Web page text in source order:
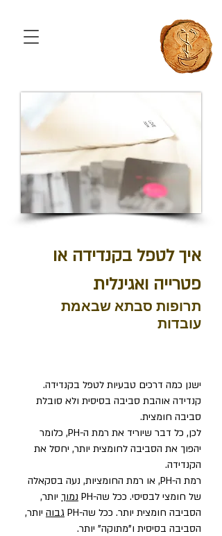
איך לטפל בקנדידה או
פטרייה ואגינלית
תרופות סבתא שבאמת
עובדות
ישנן כמה דרכים טבעיות לטפל בקנדידה.
קנדידה אוהבת סביבה בסיסית ולא סובלת
סביבה חומצית.
לכן, כל דבר שיוריד את רמת ה-PH, כלומר
יהפוך את הסביבה לחומצית יותר, יחסל את
הקנדידה.
רמת ה-PH, או רמת החומציות, נעה בסקאלה
של חומצי לבסיסי. ככל שה-PH
נמוך יותר,
הסביבה חומצית יותר. ככל שה-PH
גבוה יותר,
הסביבה בסיסית ו"מתוקה" יותר.